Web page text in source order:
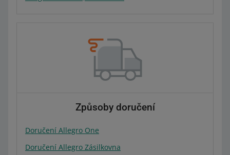
Způsoby doručení
Doručení Allegro One
Doručení Allegro Zásilkovna